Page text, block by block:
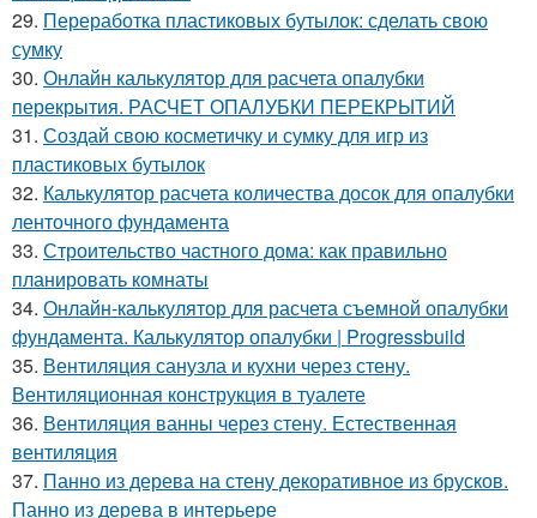
29. Переработка пластиковых бутылок: сделать свою
сумку
30. Онлайн калькулятор для расчета опалубки
перекрытия. РАСЧЕТ ОПАЛУБКИ ПЕРЕКРЫТИЙ
31. Создай свою косметичку и сумку для игр из
пластиковых бутылок
32. Калькулятор расчета количества досок для опалубки
ленточного фундамента
33. Строительство частного дома: как правильно
планировать комнаты
34. Онлайн-калькулятор для расчета съемной опалубки
фундамента. Калькулятор опалубки | Progressbuild
35. Вентиляция санузла и кухни через стену.
Вентиляционная конструкция в туалете
36. Вентиляция ванны через стену. Естественная
вентиляция
37. Панно из дерева на стену декоративное из брусков.
Панно из дерева в интерьере